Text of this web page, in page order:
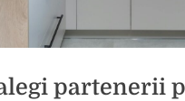
partenerii